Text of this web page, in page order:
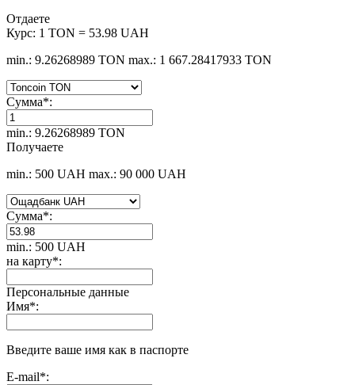
Отдаете
Курс: 1 TON = 53.98 UAH
min.: 9.26268989 TON max.: 1 667.28417933 TON
Сумма*:
min.: 9.26268989 TON
Получаете
min.: 500 UAH max.: 90 000 UAH
Сумма*:
min.: 500 UAH
на карту*:
Персональные данные
Имя*:
Введите ваше имя как в паспорте
E-mail*: